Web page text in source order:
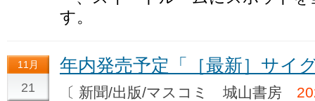
す。
11月
21
年内発売予定「［最新］サイ
〔 新聞/出版/マスコミ 城山書房